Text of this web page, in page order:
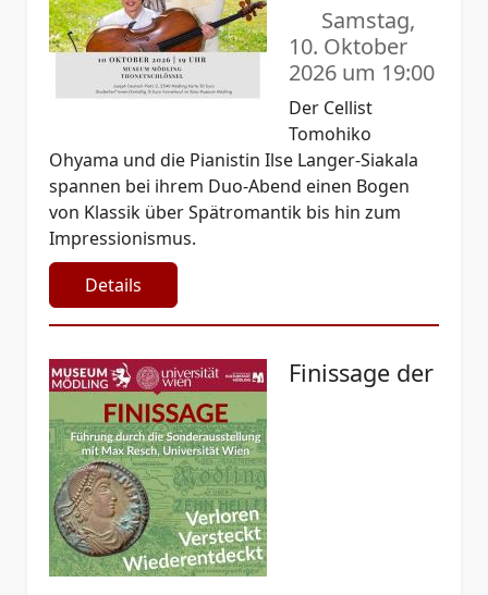
Samstag,
10. Oktober
2026 um 19:00
Der Cellist
Tomohiko
Ohyama und die Pianistin Ilse Langer-Siakala
spannen bei ihrem Duo-Abend einen Bogen
von Klassik über Spätromantik bis hin zum
Impressionismus.
Details
Finissage der